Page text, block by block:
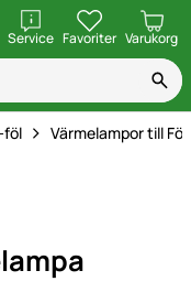
ServiceöppnaFavoriter Varukorg
föl Värmelampor till Föl